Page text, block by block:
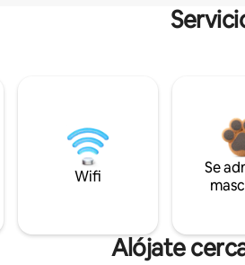
Wifi
Se
Alójate